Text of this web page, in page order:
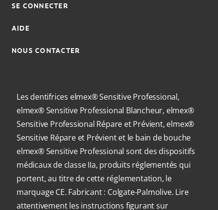
SE CONNECTER
AIDE
NOUS CONTACTER
Les dentifrices elmex® Sensitive Professional,
elmex® Sensitive Professional Blancheur, elmex®
Sensitive Professional Répare et Prévient, elmex®
Sensitive Répare et Prévient et le bain de bouche
elmex® Sensitive Professional sont des dispositifs
médicaux de classe IIa, produits réglementés qui
portent, au titre de cette réglementation, le
marquage CE. Fabricant : Colgate-Palmolive. Lire
attentivement les instructions figurant sur